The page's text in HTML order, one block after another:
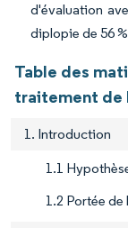
d'évaluation
diplopie de 56
Table des
traitement de
1. Introduction
1.1
1.2 Portée de